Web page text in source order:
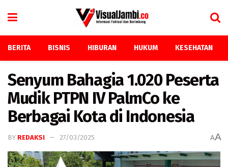
BERITA BISNIS HIBURAN HUKUM KESEHATAN
Senyum Bahagia 1.020 Peserta
Mudik PTPN IV PalmCo ke
Berbagai Kota di Indonesia
BY REDAKSI 27/03/2025 AA